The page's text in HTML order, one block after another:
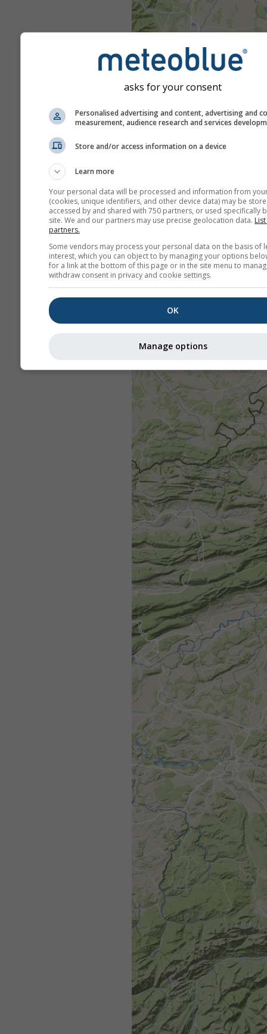
asks for your consent
Personalised advertising and content, advertising and
measurement, audience research and services
Store and/or access information on a device
Learn more
Your personal data will be processed and information from
(cookies, unique identifiers, and other device data) may be
accessed by and shared with 750 partners, or used specifically
site. We and our partners may use precise geolocation data.
partners.
Some vendors may process your personal data on the basis of
interest, which you can object to by managing your options
for a link at the bottom of this page or in the site menu to
withdraw consent in privacy and cookie settings.
OK
Manage options